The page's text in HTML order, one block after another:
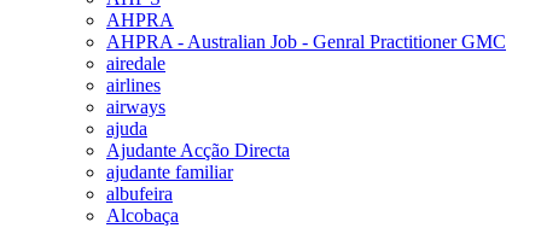
AHPRA
AHPRA - Australian Job - Genral Practitioner GMC
airedale
airlines
airways
ajuda
Ajudante Acção Directa
ajudante familiar
albufeira
Alcobaça